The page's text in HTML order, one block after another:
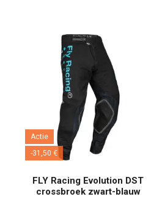
Actie
-31,50 €
FLY Racing Evolution DST
crossbroek zwart-blauw